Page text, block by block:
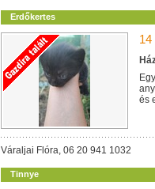
Erdőkertes
és
Váraljai Flóra, 06 20 941 1032
Tinnye